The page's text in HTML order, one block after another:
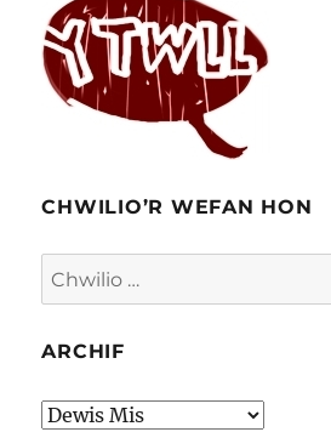
CHWILIO’R WEFAN HON
Chwilio
am:
ARCHIF
Archif